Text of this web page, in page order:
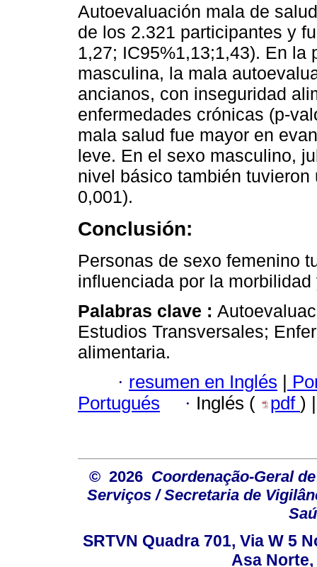
Autoevaluación mala de
de los 2.321 participantes y
1,27; IC95%1,13;1,43). En la
masculina, la mala
ancianos, con inseguridad
enfermedades crónicas (p-
mala salud fue mayor en
leve. En el sexo masculino,
nivel básico también
0,001).
Conclusión:
Personas de sexo femenino
influenciada por la
Palabras clave :
Estudios Transversales;
alimentaria.
· resumen en Inglés
Portugués
· Inglés ( pdf )
© 2026 Coordenação-Geral
Serviços / Secretaria de
SRTVN Quadra 701, Via W 5
Asa